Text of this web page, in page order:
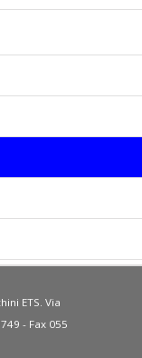
ETS. Via
- Fax 055